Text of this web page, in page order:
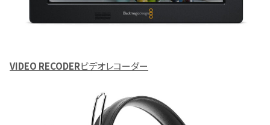
VIDEO RECODERビデオレコーダー